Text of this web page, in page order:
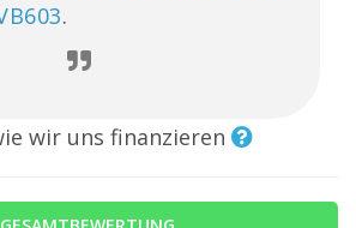
.
wir uns finanzieren